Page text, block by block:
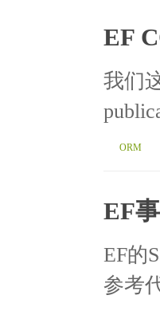
EF
我们
ORM
EF
EF的
参考